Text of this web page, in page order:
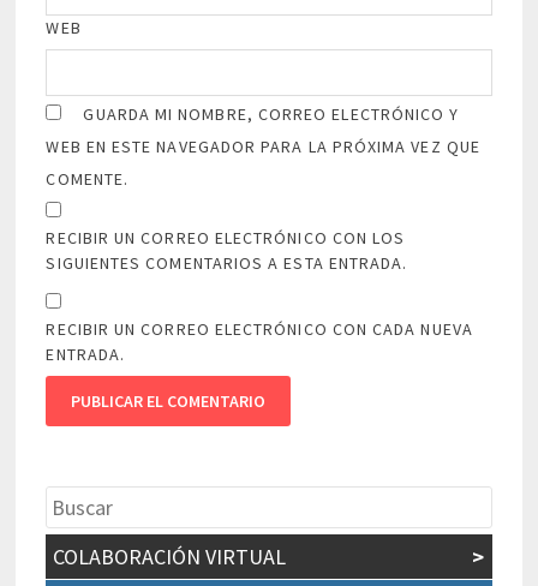
WEB
GUARDA MI NOMBRE, CORREO ELECTRÓNICO Y
WEB EN ESTE NAVEGADOR PARA LA PRÓXIMA VEZ QUE
COMENTE.
RECIBIR UN CORREO ELECTRÓNICO CON LOS
SIGUIENTES COMENTARIOS A ESTA ENTRADA.
RECIBIR UN CORREO ELECTRÓNICO CON CADA NUEVA
ENTRADA.
COLABORACIÓN VIRTUAL >